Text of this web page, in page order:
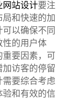
网站设计要注
和快速的加
以确保不同
性的用户体
要因素，可
加访客的停留
要综合考虑
验和有效的信